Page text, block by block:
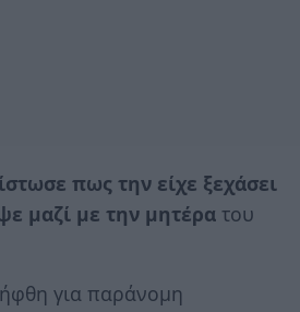
πως την είχε ξεχάσει
μαζί με την μητέρα του
για παράνομη